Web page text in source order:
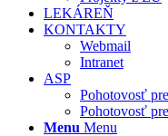
LEKÁREŇ
KONTAKTY
Webmail
Intranet
ASP
Pohotovosť
Pohotovosť
Menu Menu